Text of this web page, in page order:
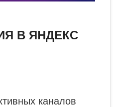
В ЯНДЕКС
каналов